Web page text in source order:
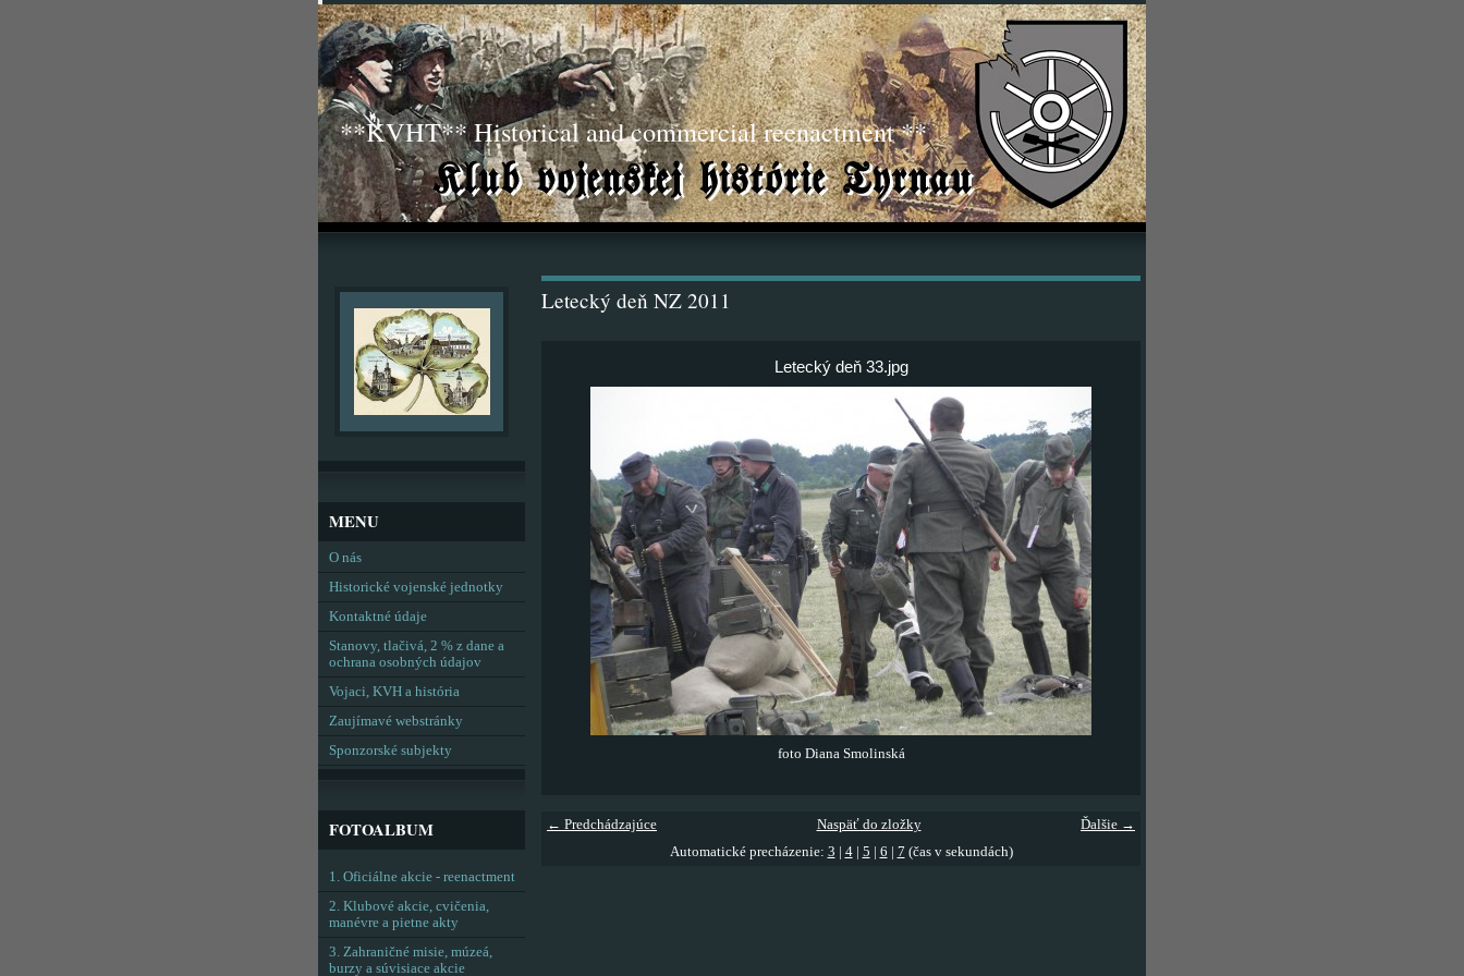
**KVHT** Historical and commercial reenactment **
Letecký deň NZ 2011
Letecký deň 33.jpg
foto Diana Smolinská
← Predchádzajúce Ďalšie →
Naspäť do zložky
Automatické precházenie: 3 4| 5 6 7 (čas v sekundách)
MENU
O nás
Historické vojenské jednotky
Kontaktné údaje
Stanovy, tlačivá, 2 % z dane a
ochrana osobných údajov
Vojaci, KVH a história
Zaujímavé webstránky
Sponzorské subjekty
FOTOALBUM
1. Oficiálne akcie - reenactment
2. Klubové akcie, cvičenia,
manévre a pietne akty
3. Zahraničné misie, múzeá,
burzy a súvisiace akcie